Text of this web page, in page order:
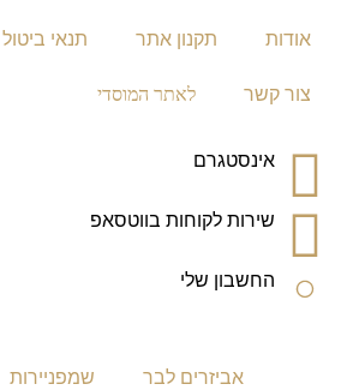
אודות תקנון אתר תנאי
צור קשר לאתר המוסדי
אינסטגרם
שירות לקוחות בווטסאפ
החשבון שלי
אביזרים לבר שמפניירות